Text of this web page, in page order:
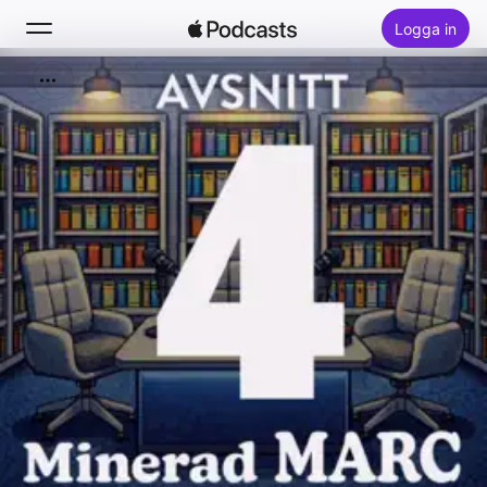
Logga in
Sök
Hem
Nytt
Topplistor